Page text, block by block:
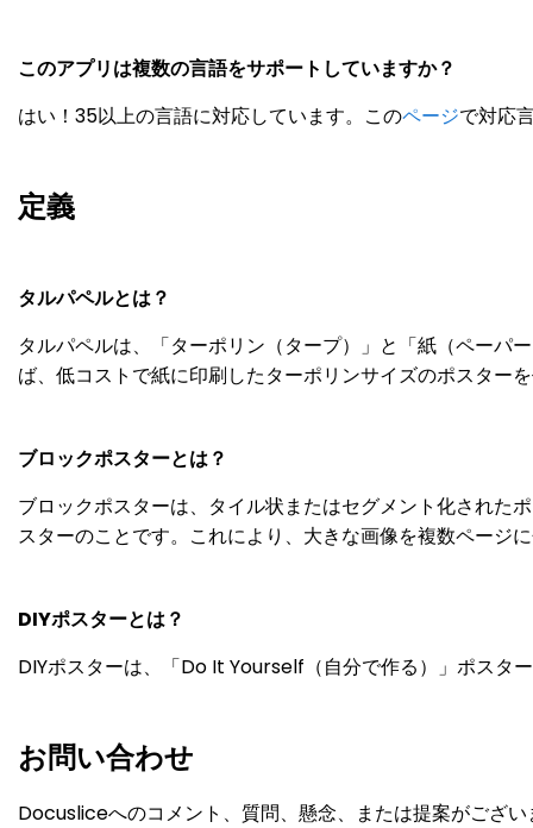
このアプリは複数の言語をサポートしていますか？
はい！35以上の言語に対応しています。このページで対応
定義
タルパペルとは？
タルパペルは、「ターポリン（タープ）」と「紙（ペー
ば、低コストで紙に印刷したターポリンサイズのポスター
ブロックポスターとは？
ブロックポスターは、タイル状またはセグメント化された
スターのことです。これにより、大きな画像を複数ページ
DIYポスターとは？
DIYポスターは、「Do It Yourself（自分で作る）」ポスタ
お問い合わせ
Docusliceへのコメント、質問、懸念、または提案がござ